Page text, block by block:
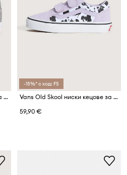
Vans Old Skool ниски кецове за деца
-15%* с код: FS
Vans Old Skool ниски кецове за деца
59,90 €